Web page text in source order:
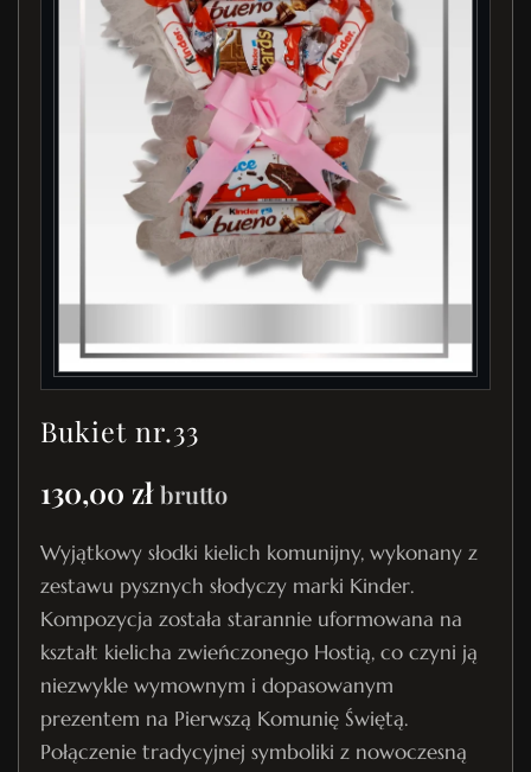
Bukiet nr.33
130,00 zł brutto
Wyjątkowy słodki kielich komunijny, wykonany z
zestawu pysznych słodyczy marki Kinder.
Kompozycja została starannie uformowana na
kształt kielicha zwieńczonego Hostią, co czyni ją
niezwykle wymownym i dopasowanym
prezentem na Pierwszą Komunię Świętą.
Połączenie tradycyjnej symboliki z nowoczesną